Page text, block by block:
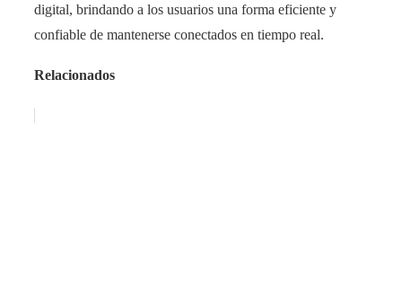
digital, brindando a los usuarios una forma eficiente y
confiable de mantenerse conectados en tiempo real.
Relacionados